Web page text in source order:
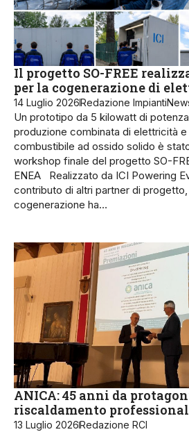
Il progetto SO-FREE
per la cogenerazione di
14 Luglio 2026Redazione
Un prototipo da 5 kilowatt di
produzione combinata di elettricità
combustibile ad ossido solido è
workshop finale del progetto SO-
ENEA Realizzato da ICI Powering
contributo di altri partner di
cogenerazione ha…
ANICA: 45 anni da
riscaldamento
13 Luglio 2026Redazione RCI